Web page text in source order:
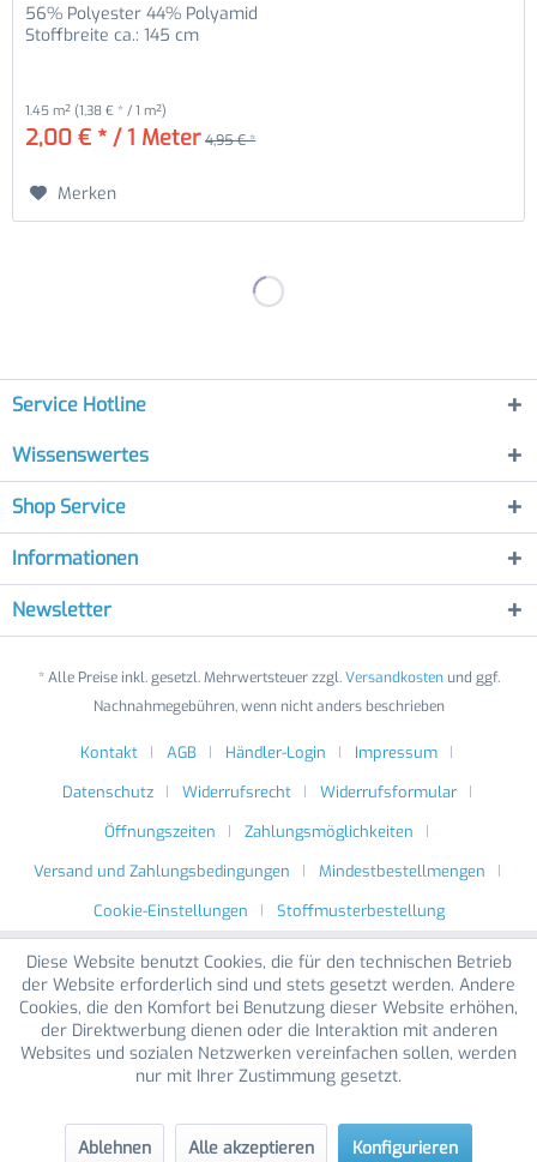
56% Polyester 44% Polyamid
Stoffbreite ca.: 145 cm
1.45 m² (1,38 € * / 1 m²)
2,00 € * / 1 Meter 4,95 € *
Merken
Service Hotline
Wissenswertes
Shop Service
Informationen
Newsletter
* Alle Preise inkl. gesetzl. Mehrwertsteuer zzgl.Versandkostenund ggf.
Nachnahmegebühren, wenn nicht anders beschrieben
Kontakt AGB Händler-Login
Impressum
Datenschutz
Widerrufsrecht
Widerrufsformular
Öffnungszeiten
Zahlungsmöglichkeiten
Versand und Zahlungsbedingungen
Mindestbestellmengen
Cookie-Einstellungen
Stoffmusterbestellung
Diese Website benutzt Cookies, die für den technischen Betrieb
der Website erforderlich sind und stets gesetzt werden. Andere
Cookies, die den Komfort bei Benutzung dieser Website erhöhen,
der Direktwerbung dienen oder die Interaktion mit anderen
Websites und sozialen Netzwerken vereinfachen sollen, werden
nur mit Ihrer Zustimmung gesetzt.
Ablehnen Alle akzeptieren Konfigurieren